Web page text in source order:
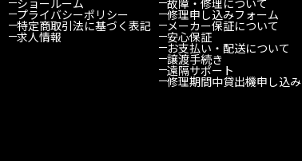
プライバシーポリシー
特定商取引法に基づく表記
求人情報
修理申し込みフォーム
メーカー保証について
安心保証
お支払い・配送について
譲渡手続き
遠隔サポート
修理期間中貸出機申し込み